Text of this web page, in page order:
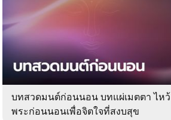
ของ
Sanook
ดูด
บทสวดมนต์ก่อนนอน บทแผ่เมตตา ไหว้
พระก่อนนอนเพื่อจิตใจที่สงบสุข